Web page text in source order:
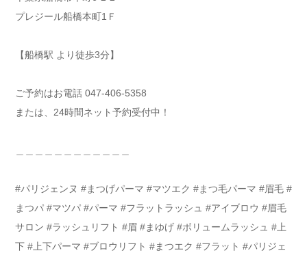
プレジール船橋本町1Ｆ
【船橋駅 より徒歩3分】
ご予約はお電話 047-406-5358
または、24時間ネット予約受付中！
#パリジェンヌ #まつげパーマ #マツエク #まつ毛パーマ #眉毛 #
まつパ #マツパ #パーマ #フラットラッシュ #アイブロウ #眉毛
サロン #ラッシュリフト #眉 #まゆげ #ボリュームラッシュ #上
下 #上下パーマ #ブロウリフト #まつエク #フラット #パリジェ